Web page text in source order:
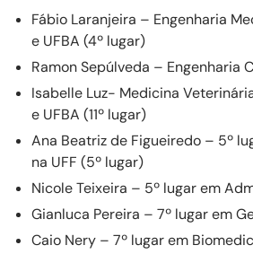
Fábio Laranjeira – Engenharia
e UFBA (4º lugar)
Ramon Sepúlveda – Engenharia
Isabelle Luz- Medicina
e UFBA (11º lugar)
Ana Beatriz de Figueiredo – 5º
na UFF (5º lugar)
Nicole Teixeira – 5º lugar em
Gianluca Pereira – 7º lugar em
Caio Nery – 7º lugar em